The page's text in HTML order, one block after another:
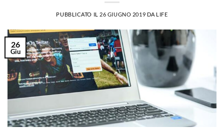
PUBBLICATO IL 26 GIUGNO 2019 DA LIFE
26
Giu